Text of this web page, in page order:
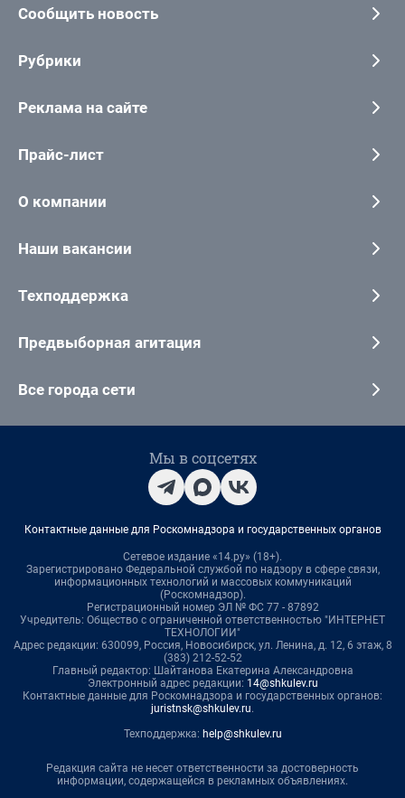
Сообщить новость
Рубрики
Реклама на сайте
Прайс-лист
О компании
Наши вакансии
Техподдержка
Предвыборная агитация
Все города сети
Мы в соцсетях
Контактные данные для Роскомнадзора и государственных органов
Сетевое издание «14.ру» (18+).
Зарегистрировано Федеральной службой по надзору в сфере связи,
информационных технологий и массовых коммуникаций
(Роскомнадзор).
Регистрационный номер ЭЛ № ФС 77 - 87892
Учредитель: Общество с ограниченной ответственностью "ИНТЕРНЕТ
ТЕХНОЛОГИИ"
Адрес редакции: 630099, Россия, Новосибирск, ул. Ленина, д. 12, 6 этаж, 8
(383) 212-52-52
Главный редактор: Шайтанова Екатерина Александровна
Электронный адрес редакции: 14@shkulev.ru
Контактные данные для Роскомнадзора и государственных органов:
juristnsk@shkulev.ru.
Техподдержка: help@shkulev.ru
Редакция сайта не несет ответственности за достоверность
информации, содержащейся в рекламных объявлениях.